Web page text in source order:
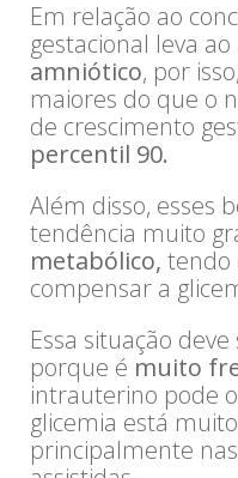
Em relação ao
gestacional leva ao
amniótico, por
maiores do que o
de crescimento
percentil 90.
Além disso, esses
tendência muito
metabólico, tendo
compensar a
Essa situação
porque é muito
intrauterino pode
glicemia está
principalmente